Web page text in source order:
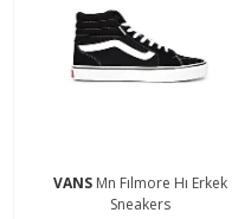
VANS Mn Fılmore Hı Erkek
Sneakers